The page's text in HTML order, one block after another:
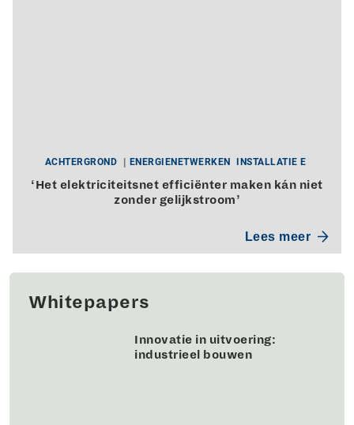
ACHTERGROND ENERGIENETWERKEN INSTALLATIE E
‘Het elektriciteitsnet efficiënter maken kán niet
zonder gelijkstroom’
Lees meer
Whitepapers
Innovatie in uitvoering:
industrieel bouwen